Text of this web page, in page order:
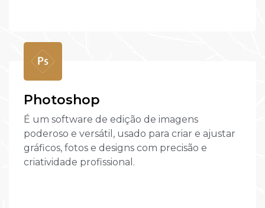
Photoshop
É um software de edição de imagens
poderoso e versátil, usado para criar e ajustar
gráficos, fotos e designs com precisão e
criatividade profissional.